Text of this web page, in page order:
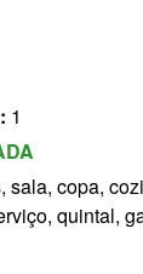
1
sala, copa,
quintal,